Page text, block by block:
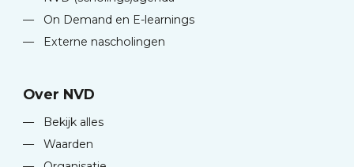
—
On Demand en E-learnings
—
Externe nascholingen
Over NVD
—
Bekijk alles
—
Waarden